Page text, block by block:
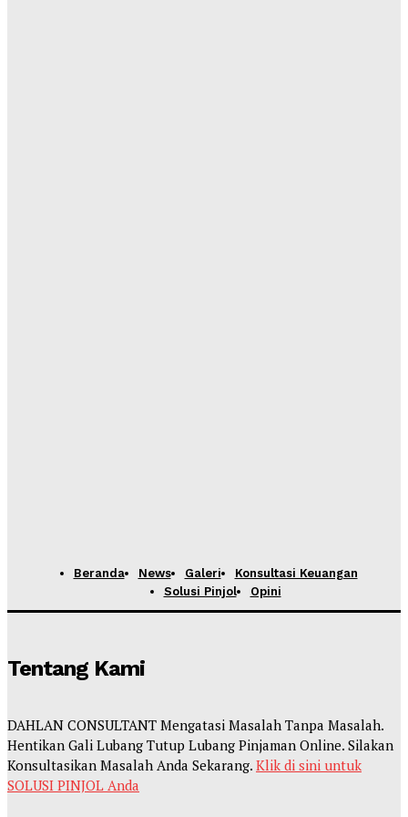
Beranda News Galeri
Konsultasi Keuangan
Solusi Pinjol
Opini
Tentang Kami
DAHLAN CONSULTANT Mengatasi Masalah Tanpa Masalah.
Hentikan Gali Lubang Tutup Lubang Pinjaman Online. Silakan
Konsultasikan Masalah Anda Sekarang. Klik di sini untuk
SOLUSI PINJOL Anda